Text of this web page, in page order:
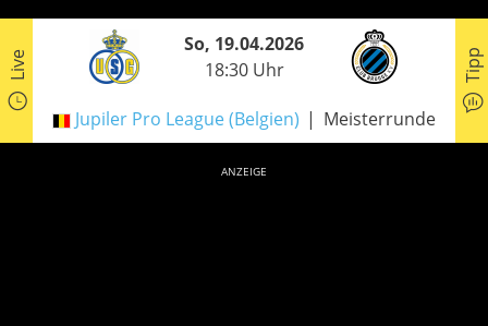
Live
So, 19.04.2026
18:30 Uhr
Jupiler Pro League (Belgien) Meisterrunde
Tipp
ANZEIGE